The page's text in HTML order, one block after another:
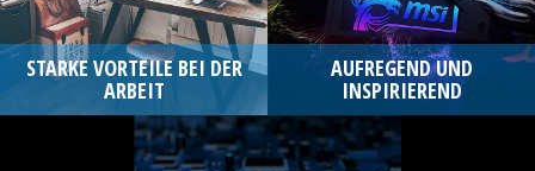
STARKE VORTEILE BEI DER
ARBEIT
AUFREGEND UND
INSPIRIEREND